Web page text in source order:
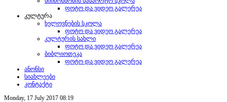
ფოტო და ვიდეო გალერეა
კულტურა
ხელოვნების სკოლა
ფოტო და ვიდეო გალერეა
კულტურის სახლი
ფოტო და ვიდეო გალერეა
ბიბლიოთეკა
ფოტო და ვიდეო გალერეა
ანონსი
სიახლეები
კონტაქტი
Monday, 17 July 2017 08:19